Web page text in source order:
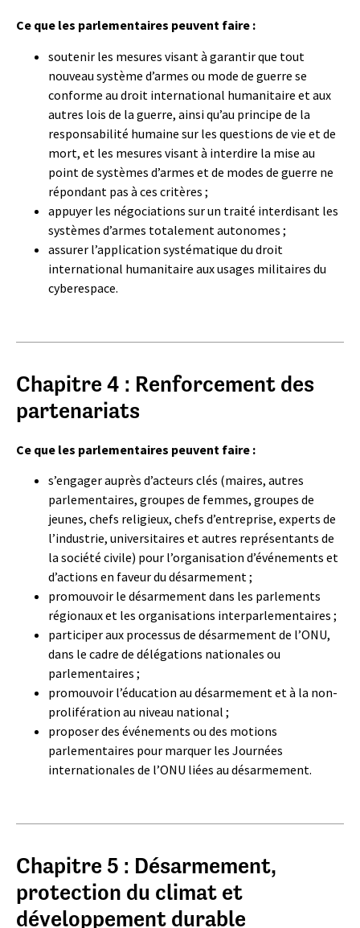
Ce que les parlementaires peuvent faire :
soutenir les mesures visant à garantir que tout
nouveau système d’armes ou mode de guerre se
conforme au droit international humanitaire et aux
autres lois de la guerre, ainsi qu’au principe de la
responsabilité humaine sur les questions de vie et de
mort, et les mesures visant à interdire la mise au
point de systèmes d’armes et de modes de guerre ne
répondant pas à ces critères ;
appuyer les négociations sur un traité interdisant les
systèmes d’armes totalement autonomes ;
assurer l’application systématique du droit
international humanitaire aux usages militaires du
cyberespace.
Chapitre 4 : Renforcement des
partenariats
Ce que les parlementaires peuvent faire :
s’engager auprès d’acteurs clés (maires, autres
parlementaires, groupes de femmes, groupes de
jeunes, chefs religieux, chefs d’entreprise, experts de
l’industrie, universitaires et autres représentants de
la société civile) pour l’organisation d’événements et
d’actions en faveur du désarmement ;
promouvoir le désarmement dans les parlements
régionaux et les organisations interparlementaires ;
participer aux processus de désarmement de l’ONU,
dans le cadre de délégations nationales ou
parlementaires ;
promouvoir l’éducation au désarmement et à la non-
prolifération au niveau national ;
proposer des événements ou des motions
parlementaires pour marquer les Journées
internationales de l’ONU liées au désarmement.
Chapitre 5 : Désarmement,
protection du climat et
développement durable